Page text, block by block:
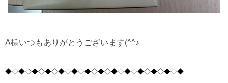
A様いつもありがとうございます(^^♪
◆◇◆◇◆◇◆◇◆◇◆◇◆◇◆◇◆◇◆◇◆◇◆◇◆◇◆